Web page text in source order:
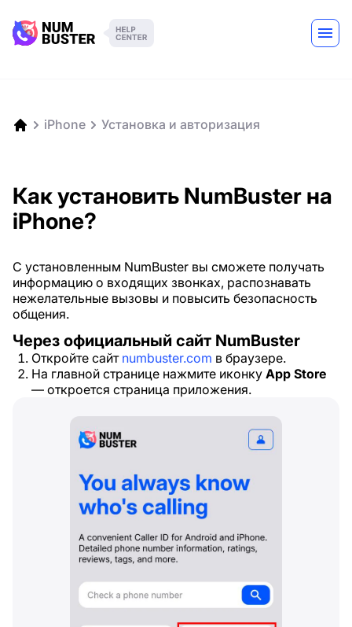
iPhone Установка и авторизация
Как установить NumBuster на
iPhone?
С установленным NumBuster вы сможете получать
информацию о входящих звонках, распознавать
нежелательные вызовы и повысить безопасность
общения.
Через официальный сайт NumBuster
Откройте сайт numbuster.com в браузере.
На главной странице нажмите иконку App Store
— откроется страница приложения.